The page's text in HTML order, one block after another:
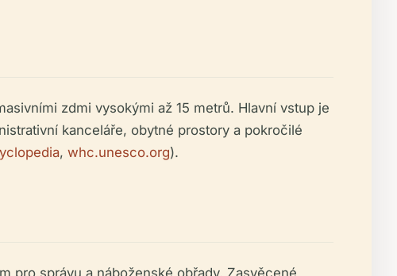
zdmi vysokými až 15 metrů. Hlavní vstup je
kanceláře, obytné prostory a pokročilé
, whc.unesco.org).